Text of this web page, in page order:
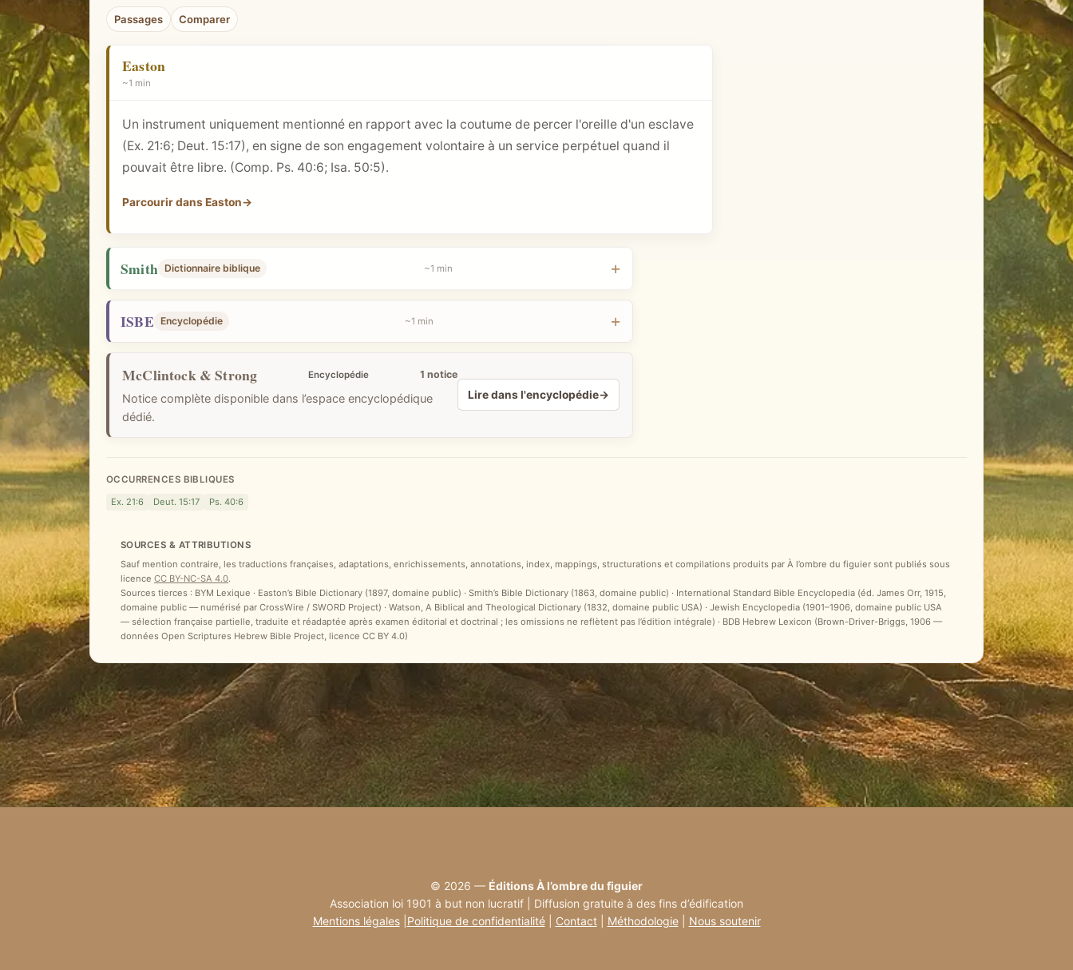
c
n
c
p
t
b
u
e
Passages Comparer
Easton
~1 min
Un instrument uniquement mentionné en rapport avec la coutume de percer l'oreille d'un esclave
(Ex. 21:6; Deut. 15:17), en signe de son engagement volontaire à un service perpétuel quand il
pouvait être libre. (Comp. Ps. 40:6; Isa. 50:5).
Parcourir dans Easton→
Smith Dictionnaire biblique ~1 min
ISBE Encyclopédie ~1 min
McClintock & Strong Encyclopédie 1 notice
Notice complète disponible dans l’espace encyclopédique
dédié.
Lire dans l'encyclopédie→
OCCURRENCES BIBLIQUES
Ex. 21:6
Deut. 15:17 Ps. 40:6
SOURCES & ATTRIBUTIONS
Sauf mention contraire, les traductions françaises, adaptations, enrichissements, annotations, index, mappings, structurations et compilations produits par À l’ombre du figuier sont publiés sous
licence CC BY-NC-SA 4.0.
Sources tierces : BYM Lexique · Easton’s Bible Dictionary (1897, domaine public) · Smith’s Bible Dictionary (1863, domaine public) · International Standard Bible Encyclopedia (éd. James Orr, 1915,
domaine public — numérisé par CrossWire / SWORD Project) · Watson, A Biblical and Theological Dictionary (1832, domaine public USA) · Jewish Encyclopedia (1901–1906, domaine public USA
— sélection française partielle, traduite et réadaptée après examen éditorial et doctrinal ; les omissions ne reflètent pas l’édition intégrale) · BDB Hebrew Lexicon (Brown-Driver-Briggs, 1906 —
données Open Scriptures Hebrew Bible Project, licence CC BY 4.0)
© 2026 — Éditions À l’ombre du figuier
Association loi 1901 à but non lucratif | Diffusion gratuite à des fins d’édification
Mentions légales| Politique de confidentialité| Contact| Méthodologie| Nous soutenir